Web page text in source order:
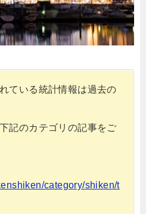
ている統計情報は過去の
記のカテゴリの記事をご
category/shiken/t